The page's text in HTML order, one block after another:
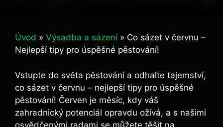
Úvod » Výsadba a sázení » Co sázet v červnu –
Nejlepší tipy pro úspěšné pěstování!
Vstupte do světa pěstování a odhalte tajemství,
co sázet v červnu – nejlepší tipy pro úspěšné
pěstování! Červen je měsíc, kdy váš
zahradnický potenciál opravdu ožívá, a s našimi
osvědčenými radami se můžete těšit na